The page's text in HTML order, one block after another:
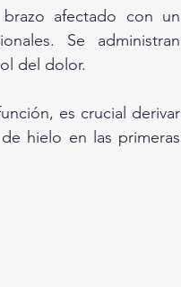
afectado con un
Se administran
del dolor.
es crucial derivar
hielo en las primeras